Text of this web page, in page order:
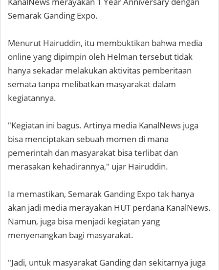
Semarak Ganding Expo.
Menurut Hairuddin, itu membuktikan bahwa media
online yang dipimpin oleh Helman tersebut tidak
hanya sekadar melakukan aktivitas pemberitaan
semata tanpa melibatkan masyarakat dalam
kegiatannya.
"Kegiatan ini bagus. Artinya media KanalNews juga
bisa menciptakan sebuah momen di mana
pemerintah dan masyarakat bisa terlibat dan
merasakan kehadirannya," ujar Hairuddin.
Ia memastikan, Semarak Ganding Expo tak hanya
akan jadi media merayakan HUT perdana KanalNews.
Namun, juga bisa menjadi kegiatan yang
menyenangkan bagi masyarakat.
"Jadi, untuk masyarakat Ganding dan sekitarnya juga